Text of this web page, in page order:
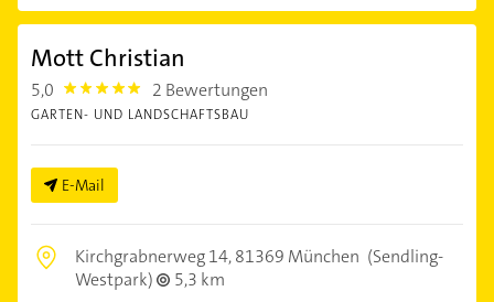
Mott Christian
5,0 5.0 2 Bewertungen
GARTEN- UND LANDSCHAFTSBAU
E-Mail
Kirchgrabnerweg 14,81369 München (Sendling-
Westpark)
5,3 km